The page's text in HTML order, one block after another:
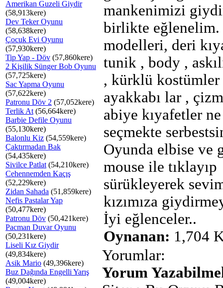
Amerikan Guzeli Giydir
(58,913kere)
Dev Teker Oyunu
(58,638kere)
Çocuk Evi Oyunu
(57,930kere)
Tip Yap - Döv (57,860kere)
2 Kişilik Sünger Bob Oyunu
(57,725kere)
Sac Yapma Oyunu
(57,622kere)
Patronu Döv 2 (57,052kere)
Terlik At (56,664kere)
Barbie Defile Oyunu
(55,130kere)
Balonlu Kiz (54,559kere)
Çaktırmadan Bak
(54,435kere)
Sivilce Patlat (54,210kere)
Cehennemden Kaçış
(52,229kere)
Zidan Sahada (51,859kere)
Nefis Pastalar Yap
(50,477kere)
Patronu Döv (50,421kere)
Pacman Duvar Oyunu
(50,231kere)
Liseli Kız Giydir
(49,834kere)
Asik Mario (49,396kere)
Buz Dağında Engelli Yarış
(49,004kere)
mankenimizi
birlikte eğlenelim.
modelleri, deri
tunik , body ,
, kürklü kostümler
ayakkabı lar ,
abiye kıyafetler
seçmekte
Oyunda elbise ve
mouse ile tıklayıp
sürükleyerek
kızımıza
İyi eğlenceler..
Oynanan: 1,704
Yorumlar:
Yorum